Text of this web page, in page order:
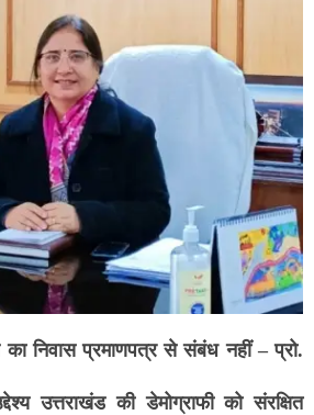
निवास प्रमाणपत्र से संबंध नहीं – प्रो.
उत्तराखंड की डेमोग्राफी को संरक्षित